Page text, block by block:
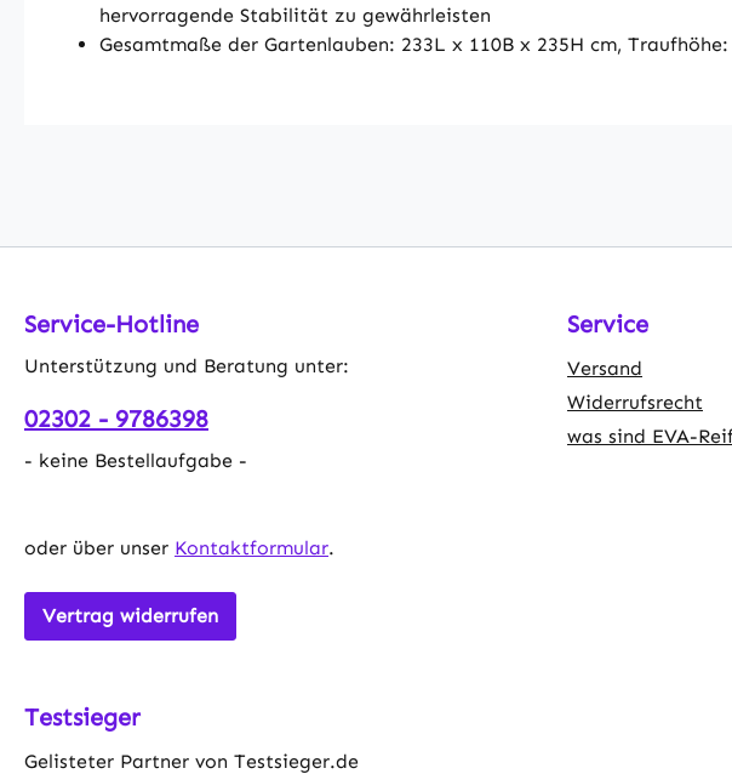
hervorragende Stabilität zu gewährleisten
Gesamtmaße der Gartenlauben: 233L x 110B x 235H cm,
Service-Hotline
Unterstützung und Beratung unter:
02302 - 9786398
- keine Bestellaufgabe -
oder über unser Kontaktformular.
Vertrag widerrufen
Service
Versand
Widerrufsrecht
was sind EVA-
Testsieger
Gelisteter Partner von Testsieger.de